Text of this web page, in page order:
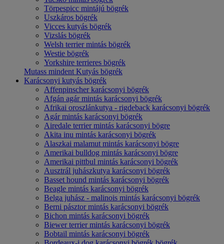
Törpespicc mintájú bögrék
Uszkáros bögrék
Vicces kutyás bögrék
Vizslás bögrék
Welsh terrier mintás bögrék
Westie bögrék
Yorkshire terrieres bögrék
Mutass mindent Kutyás bögrék
Karácsonyi kutyás bögrék
Affenpinscher karácsonyi bögrék
Afgán agár mintás karácsonyi bögrék
Afrikai oroszlánkutya - rigdeback karácsonyi bögrék
Agár mintás karácsonyi bögrék
Airedale terrier mintás karácsonyi bögre
Akita inu mintás karácsonyi bögrék
Alaszkai malamut mintás karácsonyi bögre
Amerikai bulldog mintás karácsonyi bögre
Amerikai pittbul mintás karácsonyi bögrék
Ausztrál juhászkutya karácsonyi bögrék
Basset hound mintás karácsonyi bögrék
Beagle mintás karácsonyi bögrék
Belga juhász - malinois mintás karácsonyi bögrék
Berni pásztor mintás karácsonyi bögrék
Bichon mintás karácsonyi bögrék
Biewer terrier mintás karácsonyi bögrék
Bobtail mintás karácsonyi bögrék